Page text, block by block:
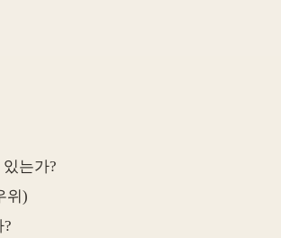
는가?
위)